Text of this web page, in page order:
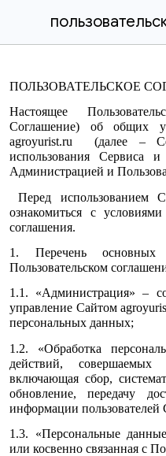
ПОЛЬЗОВАТЕЛЬСКОЕ
Настоящее
Соглашение) об общих
agroyurist.ru (далее –
использования Сервиса
Администрацией и
Перед использованием
ознакомиться с условиями
соглашения.
1. Перечень основных
Пользовательском
1.1. «Администрация» –
управление Сайтом
персональных данных;
1.2. «Обработка
действий,
включающая сбор,
обновление, передачу
информации пользователей
1.3. «Персональные
или косвенно связанная с